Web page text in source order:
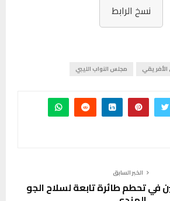
نسخ الرابط
الأفريقي مجلس النواب الليبي
الخبر السابق
في تحطم طائرة تابعة لسلاح الجو